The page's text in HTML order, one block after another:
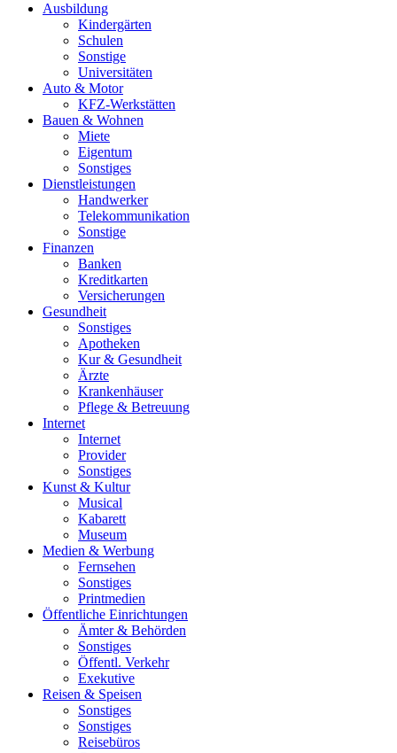
Ausbildung
Kindergärten
Schulen
Sonstige
Universitäten
Auto & Motor
KFZ-Werkstätten
Bauen & Wohnen
Miete
Eigentum
Sonstiges
Dienstleistungen
Handwerker
Telekommunikation
Sonstige
Finanzen
Banken
Kreditkarten
Versicherungen
Gesundheit
Sonstiges
Apotheken
Kur & Gesundheit
Ärzte
Krankenhäuser
Pflege & Betreuung
Internet
Internet
Provider
Sonstiges
Kunst & Kultur
Musical
Kabarett
Museum
Medien & Werbung
Fernsehen
Sonstiges
Printmedien
Öffentliche Einrichtungen
Ämter & Behörden
Sonstiges
Öffentl. Verkehr
Exekutive
Reisen & Speisen
Sonstiges
Sonstiges
Reisebüros